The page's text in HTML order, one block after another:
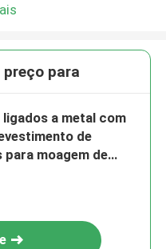
para
a metal com
de
para moagem de